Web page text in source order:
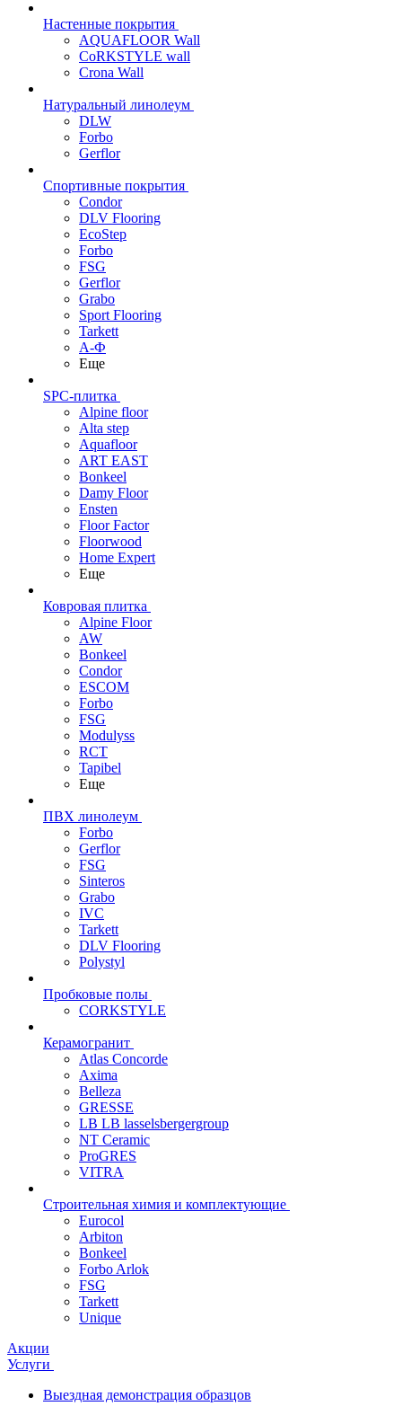
Настенные покрытия
AQUAFLOOR Wall
CoRKSTYLE wall
Crona Wall
Натуральный линолеум
DLW
Forbo
Gerflor
Спортивные покрытия
Condor
DLV Flooring
EcoStep
Forbo
FSG
Gerflor
Grabo
Sport Flooring
Tarkett
А-Ф
Еще
SPC-плитка
Alpine floor
Alta step
Aquafloor
ART EAST
Bonkeel
Damy Floor
Ensten
Floor Factor
Floorwood
Home Expert
Еще
Ковровая плитка
Alpine Floor
AW
Bonkeel
Condor
ESCOM
Forbo
FSG
Modulyss
RCT
Tapibel
Еще
ПВХ линолеум
Forbo
Gerflor
FSG
Sinteros
Grabo
IVC
Tarkett
DLV Flooring
Polystyl
Пробковые полы
CORKSTYLE
Керамогранит
Atlas Concorde
Axima
Belleza
GRESSE
LB LB lasselsbergergroup
NT Ceramic
ProGRES
VITRA
Строительная химия и комплектующие
Eurocol
Arbiton
Bonkeel
Forbo Arlok
FSG
Tarkett
Unique
Акции
Услуги
Выездная демонстрация образцов